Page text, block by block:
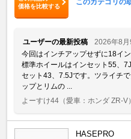
価格を比較する
ユーザーの最新投稿
2026年8月
今回はインチアップせずに18イ
標準ホイールはインセット55、
セット43、7.5Jです。ツライチ
ップとリムの ...
よーすけ44 （愛車：ホンダ ZR-V）
HASEPRO